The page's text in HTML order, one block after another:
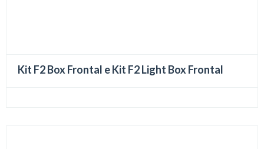
Kit F2 Box Frontal e Kit F2 Light Box Frontal